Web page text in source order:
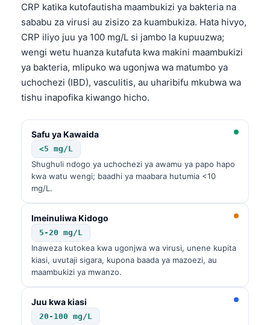
CRP katika kutofautisha maambukizi ya bakteria na
sababu za virusi au zisizo za kuambukiza. Hata hivyo,
CRP iliyo juu ya 100 mg/L si jambo la kupuuzwa;
wengi wetu huanza kutafuta kwa makini maambukizi
ya bakteria, mlipuko wa ugonjwa wa matumbo ya
uchochezi (IBD), vasculitis, au uharibifu mkubwa wa
tishu inapofika kiwango hicho.
Safu ya Kawaida
<5 mg/L
Shughuli ndogo ya uchochezi ya awamu ya papo hapo
kwa watu wengi; baadhi ya maabara hutumia <10
mg/L.
Imeinuliwa Kidogo
5-20 mg/L
Inaweza kutokea kwa ugonjwa wa virusi, unene kupita
kiasi, uvutaji sigara, kupona baada ya mazoezi, au
maambukizi ya mwanzo.
Juu kwa kiasi
20-100 mg/L